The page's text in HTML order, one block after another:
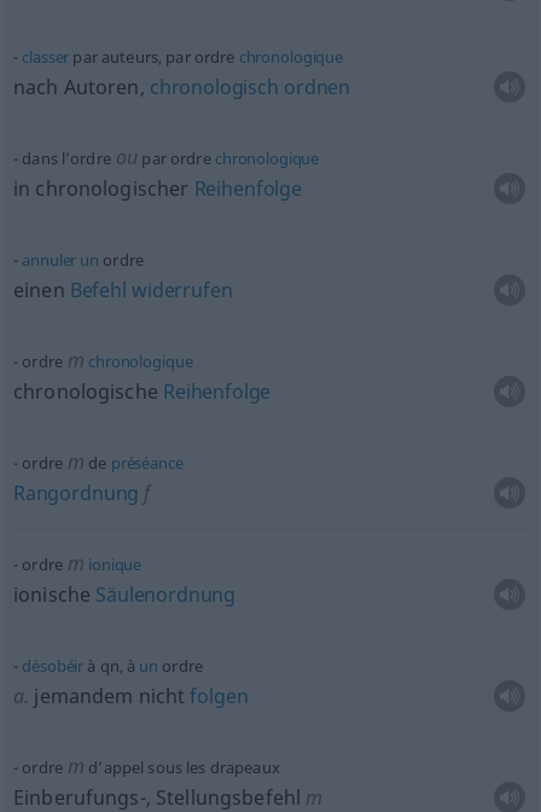
classer par auteurs, par ordre chronologique
nach Autoren, chronologisch ordnen
dans l’ordreou par ordre chronologique
in chronologischer Reihenfolge
annuler un ordre
einen Befehl widerrufen
ordrem chronologique
chronologische Reihenfolge
ordrem de préséance
Rangordnung f
ordrem ionique
ionische Säulenordnung
désobéir à qn, à un ordre
a. jemandem nichtfolgen
ordrem d’appel sous les drapeaux
Einberufungs-, Stellungsbefehl m